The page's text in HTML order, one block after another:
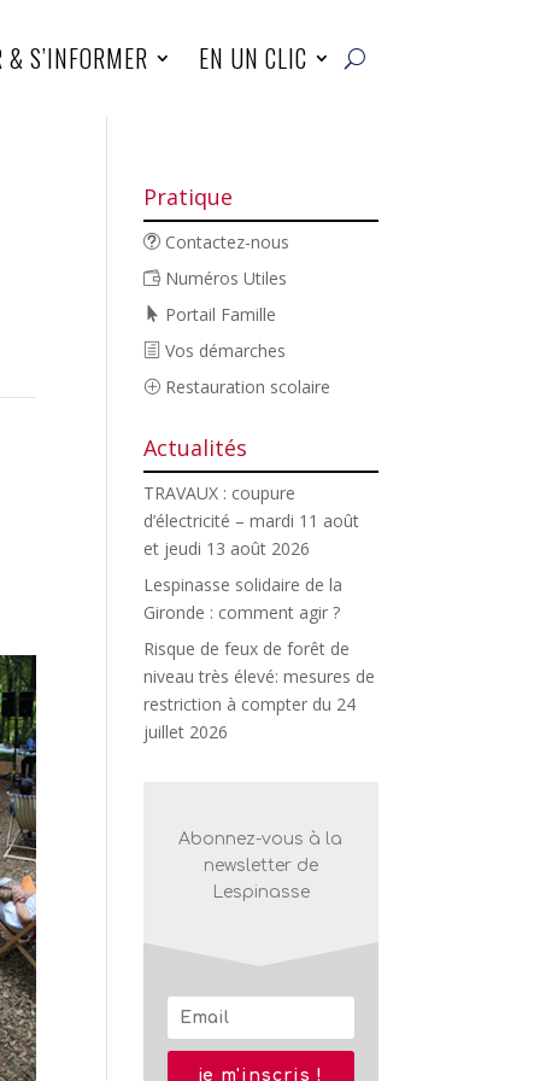
S’INFORMER EN UN CLIC
Pratique
Contactez-nous
Numéros Utiles
Portail Famille
Vos démarches
Restauration scolaire
Actualités
TRAVAUX : coupure
d’électricité – mardi 11 août
et jeudi 13 août 2026
Lespinasse solidaire de la
Gironde : comment agir ?
Risque de feux de forêt de
niveau très élevé: mesures de
restriction à compter du 24
juillet 2026
Abonnez-vous à la
newsletter de
Lespinasse
je m'inscris !